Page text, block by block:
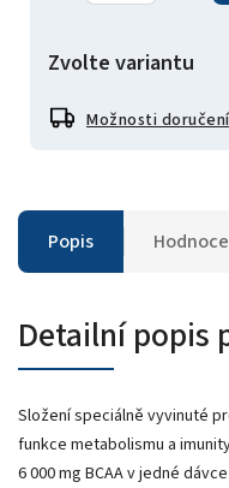
Zvolte variantu
Možnosti doručení
Popis
Detailní popis
Složení speciálně vyvinuté
funkce metabolismu a
6 000 mg BCAA v jedné